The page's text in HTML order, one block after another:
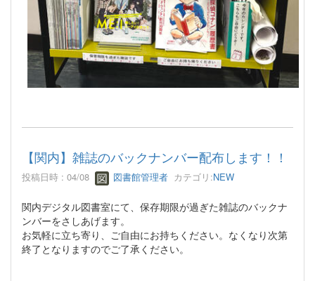
【関内】雑誌のバックナンバー配布します！！
投稿日時 : 04/08 図書館管理者 カテゴリ:NEW
関内デジタル図書室にて、保存期限が過ぎた雑誌のバックナ
ンバーをさしあげます。
お気軽に立ち寄り、ご自由にお持ちください。なくなり次第
終了となりますのでご了承ください。